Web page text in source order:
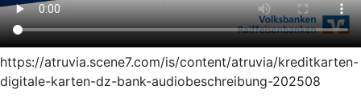
https://atruvia.scene7.com/is/content/atruvia/kreditkarten-
digitale-karten-dz-bank-audiobeschreibung-202508